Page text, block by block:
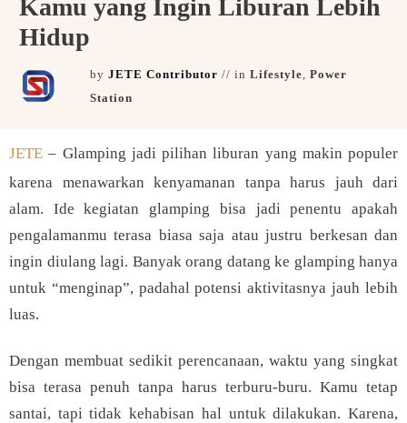
Kamu yang Ingin Liburan Lebih
Hidup
by JETE Contributor // in Lifestyle, Power
Station
JETE – Glamping jadi pilihan liburan yang makin populer
karena menawarkan kenyamanan tanpa harus jauh dari
alam. Ide kegiatan glamping bisa jadi penentu apakah
pengalamanmu terasa biasa saja atau justru berkesan dan
ingin diulang lagi. Banyak orang datang ke glamping hanya
untuk “menginap”, padahal potensi aktivitasnya jauh lebih
luas.
Dengan membuat sedikit perencanaan, waktu yang singkat
bisa terasa penuh tanpa harus terburu-buru. Kamu tetap
santai, tapi tidak kehabisan hal untuk dilakukan. Karena,